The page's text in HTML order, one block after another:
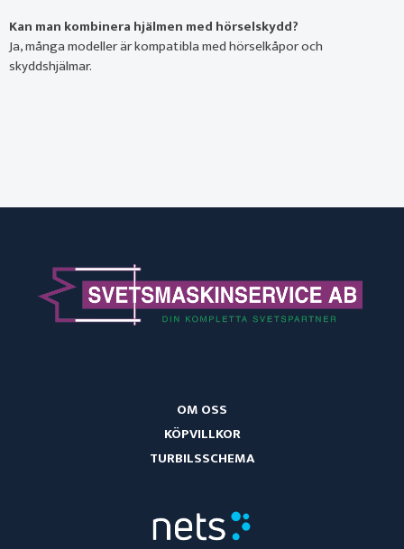
Kan man kombinera hjälmen med hörselskydd?
Ja, många modeller är kompatibla med hörselkåpor och
skyddshjälmar.
OM OSS
KÖPVILLKOR
TURBILSSCHEMA